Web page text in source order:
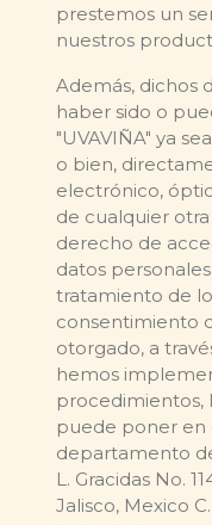
prestemos un
nuestros
Además, dichos
haber sido o
"UVAVIÑA" ya
o bien,
electrónico,
de cualquier
derecho de
datos
tratamiento de
consentimiento
otorgado, a
hemos
procedimientos,
puede poner en
departamento
L. Gracidas No.
Jalisco, Mexico